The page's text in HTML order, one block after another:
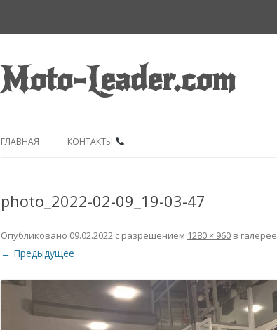
Moto-Leader.com
ГЛАВНАЯ КОНТАКТЫ
photo_2022-02-09_19-03-47
Опубликовано 09.02.2022 с разрешением 1280 × 960 в галерее
← Предыдущее